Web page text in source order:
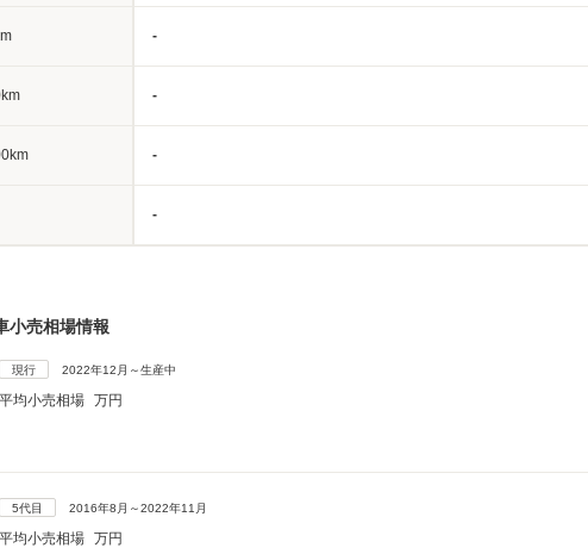
-
-
-
-
小売相場情報
現行 2022年12月～生産中
平均小売相場 万円
5代目 2016年8月～2022年11月
平均小売相場 万円